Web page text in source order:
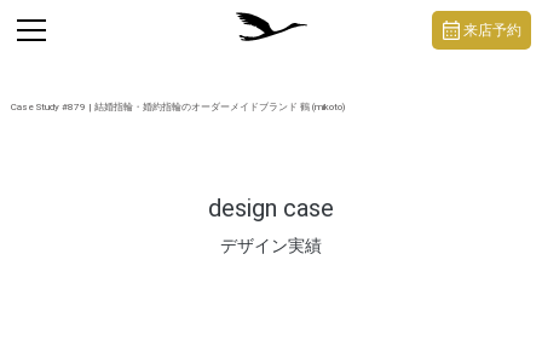
Case Study #879 | 結婚指輪・婚約指輪のオーダーメイドブランド 鶴 (mikoto)
design case
デザイン実績
toggle
navigation
来店予約